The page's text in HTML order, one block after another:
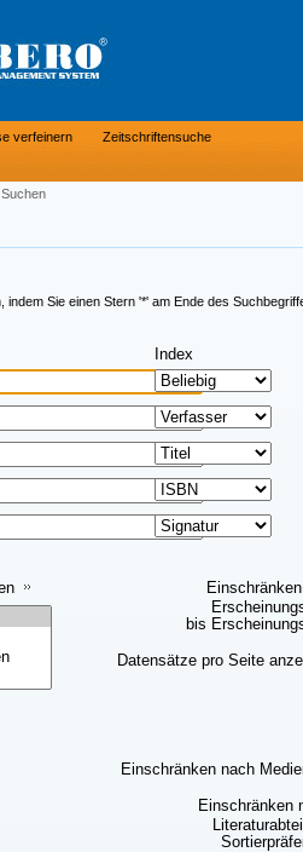
verfeinern Zeitschriftensuche
indem Sie einen Stern '*' am Ende des
Index
bis
Datensätze pro Seite
Einschränken nach
Einschränken